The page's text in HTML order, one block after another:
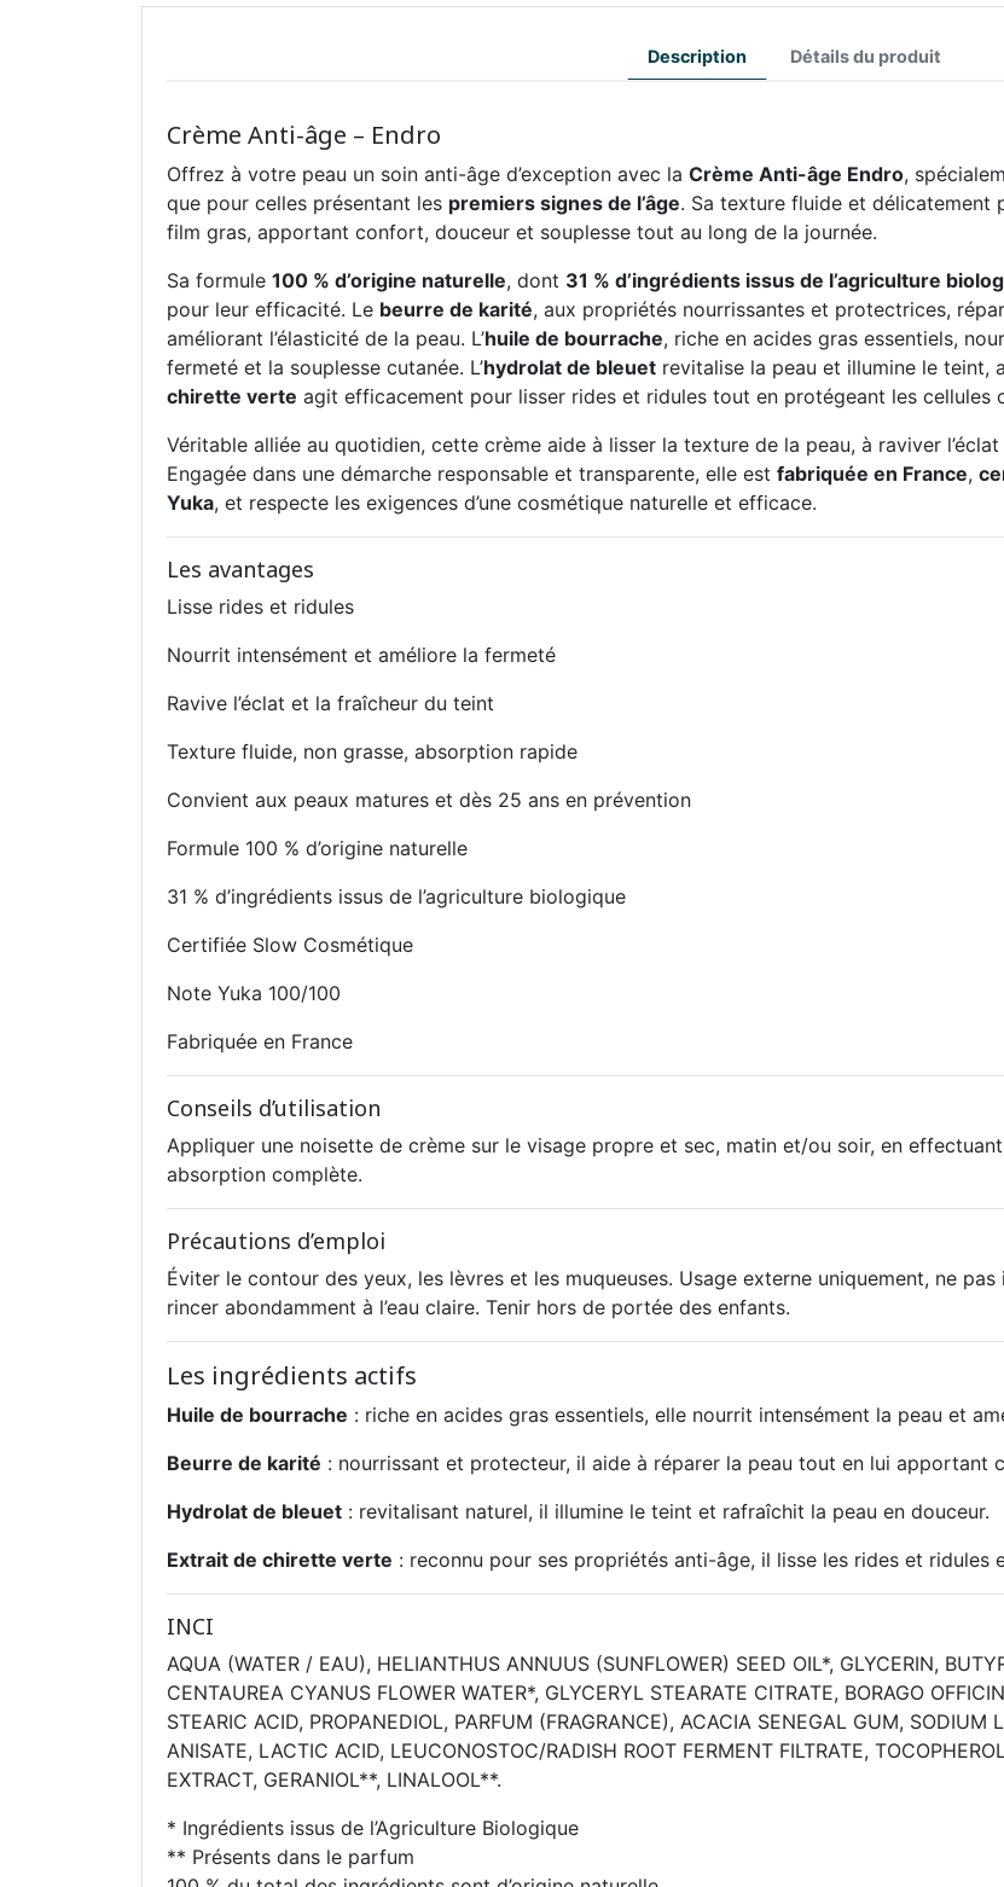
Description Détails du produit
Crème Anti-âge – Endro
Offrez à votre peau un soin anti-âge d’exception avec la Crème Anti-âge Endro,
que pour celles présentant les premiers signes de l’âge. Sa texture fluide et délicatement
film gras, apportant confort, douceur et souplesse tout au long de la journée.
Sa formule 100 % d’origine naturelle, dont 31 % d’ingrédients issus de l’agriculture
pour leur efficacité. Le beurre de karité, aux propriétés nourrissantes et protectrices,
améliorant l’élasticité de la peau. L’huile de bourrache, riche en acides gras essentiels,
fermeté et la souplesse cutanée. L’hydrolat de bleuet revitalise la peau et illumine le teint,
chirette verte agit efficacement pour lisser rides et ridules tout en protégeant les cellules
Véritable alliée au quotidien, cette crème aide à lisser la texture de la peau, à raviver
Engagée dans une démarche responsable et transparente, elle est fabriquée en France,
Yuka, et respecte les exigences d’une cosmétique naturelle et efficace.
Les avantages
Lisse rides et ridules
Nourrit intensément et améliore la fermeté
Ravive l’éclat et la fraîcheur du teint
Texture fluide, non grasse, absorption rapide
Convient aux peaux matures et dès 25 ans en prévention
Formule 100 % d’origine naturelle
31 % d’ingrédients issus de l’agriculture biologique
Certifiée Slow Cosmétique
Note Yuka 100/100
Fabriquée en France
Conseils d’utilisation
Appliquer une noisette de crème sur le visage propre et sec, matin et/ou soir, en
absorption complète.
Précautions d’emploi
Éviter le contour des yeux, les lèvres et les muqueuses. Usage externe uniquement, ne
rincer abondamment à l’eau claire. Tenir hors de portée des enfants.
Les ingrédients actifs
Huile de bourrache : riche en acides gras essentiels, elle nourrit intensément la peau et
Beurre de karité : nourrissant et protecteur, il aide à réparer la peau tout en lui apportant
Hydrolat de bleuet : revitalisant naturel, il illumine le teint et rafraîchit la peau en douceur.
Extrait de chirette verte : reconnu pour ses propriétés anti-âge, il lisse les rides et ridules
INCI
AQUA (WATER / EAU), HELIANTHUS ANNUUS (SUNFLOWER) SEED OIL*, GLYCERIN,
CENTAUREA CYANUS FLOWER WATER*, GLYCERYL STEARATE CITRATE, BORAGO
STEARIC ACID, PROPANEDIOL, PARFUM (FRAGRANCE), ACACIA SENEGAL GUM,
ANISATE, LACTIC ACID, LEUCONOSTOC/RADISH ROOT FERMENT FILTRATE,
EXTRACT, GERANIOL**, LINALOOL**.
* Ingrédients issus de l’Agriculture Biologique
** Présents dans le parfum